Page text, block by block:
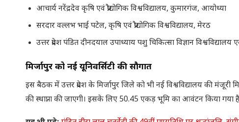
आचार्य नरेंद्रदेव कृषि एवं प्रौद्योगिक विश्वविद्यालय, कुमारगंज, आयोध्या
सरदार वल्लभ भाई पटेल, कृषि एवं प्रौद्योगिक विश्वविद्यालय, मेरठ
उत्तर प्रदेश पंडित दीनदयाल उपाध्याय पशु चिकित्सा विज्ञान
मिर्जापुर को नई यूनिवर्सिटी की सौगात
इस बैठक में उत्तर प्रदेश के मिर्जापुर जिले को भी नई विश्वविद्यालय की मंजूरी
की स्धाप्ना की जाएगी। इसके लिए 50.45 एकड़ भूमि का आवंटन किया गया